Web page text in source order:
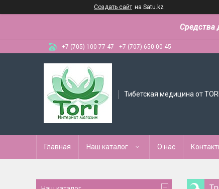
Создать сайт на Satu.kz
Средства
+7 (705) 100-77-47 +7 (707) 650-00-45
Тибетская медицина от TORI
Главная Наш каталог О нас